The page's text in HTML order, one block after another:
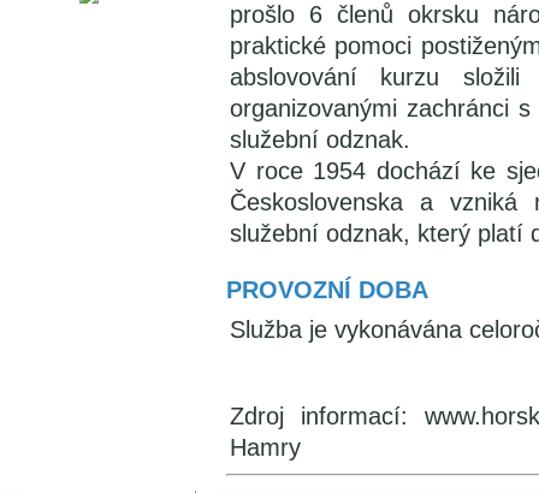
prošlo 6 členů okrsku
praktické pomoci
abslovování kurzu
organizovanými zachránci
služební odznak.
V roce 1954 dochází ke
Československa a
služební odznak, který platí
PROVOZNÍ DOBA
Služba je vykonávána
Zdroj informací:
Hamry